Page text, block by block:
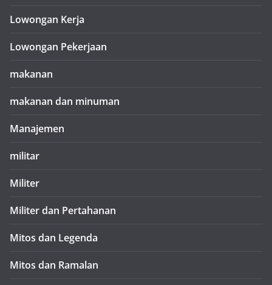
Lowongan Kerja
Lowongan Pekerjaan
makanan
makanan dan minuman
Manajemen
militar
Militer
Militer dan Pertahanan
Mitos dan Legenda
Mitos dan Ramalan